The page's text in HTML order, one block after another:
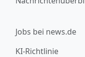
Jobs bei news.de
KI-Richtlinie